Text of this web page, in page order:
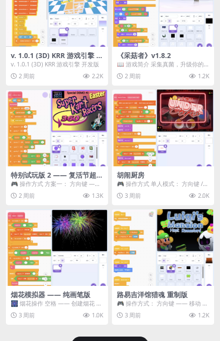
v. 1.0.1 (3D) KRR 游戏引擎 开
发版
v. 1.0.1 (3D) KRR 游戏引擎 开发版
2 周前
2.2K
《采菇者》v1.8.2
📖 游戏简介 采集真菌，升级你的
机体，并前往未知领域探索。 这是
一款静谧的探索冒...
2 周前 1.2K
特别试玩版 2 —— 复活节超级
卡丁车赛
🎮 操作方式 方案一： 方向键 ——
移动 Z —— 跳跃 / 漂移 方案二： ...
2 周前 1.3K
胡闹厨房
🎮 操作方式 单人模式： 方向键 /
WASD —— 移动 Z / K —— 抓...
3 周前 2.0K
烟花模拟器 —— 纯画笔版
🎆 烟花操作 空格 —— 创建烟花 1
~ 3 —— 切换烟花类型 普通烟花
嘶...3 周前 1.0K
路易吉洋馆猎魂 重制版
🎮 操作方式： 方向键 —— 移动 &
跳跃 空格 —— 打开宝箱 将你...
3 周前 1.2K